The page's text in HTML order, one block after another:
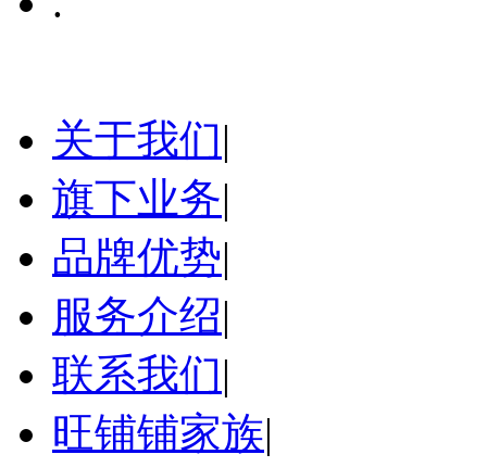
关于我们|
旗下业务|
品牌优势|
服务介绍|
联系我们|
旺铺铺家族|